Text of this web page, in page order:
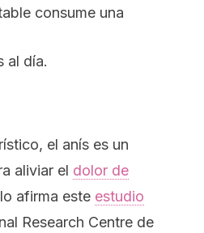
consume una
al día.
el anís es un
aliviar el dolor de
afirma este estudio
Research Centre de